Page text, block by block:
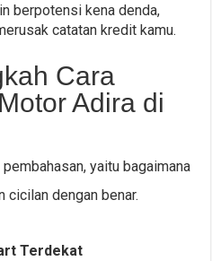
berpotensi kena denda,
catatan kredit kamu.
Cara
Adira di
yaitu bagaimana
cicilan dengan benar.
Terdekat